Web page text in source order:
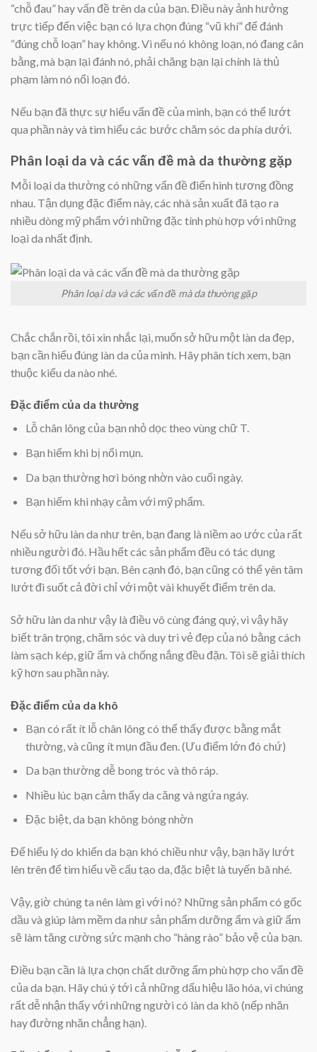
“chỗ đau” hay vấn đề trên da của bạn. Điều này ảnh hưởng
trực tiếp đến việc bạn có lựa chọn đúng “vũ khí” để đánh
“đúng chỗ loạn” hay không. Vì nếu nó không loạn, nó đang cân
bằng, mà bạn lại đánh nó, phải chăng bạn lại chính là thủ
phạm làm nó nổi loạn đó.
Nếu bạn đã thực sự hiểu vấn đề của mình, bạn có thể lướt
qua phần này và tìm hiểu các bước chăm sóc da phía dưới.
Phân loại da và các vấn đề mà da thường gặp
Mỗi loại da thường có những vấn đề điển hình tương đồng
nhau. Tận dụng đặc điểm này, các nhà sản xuất đã tạo ra
nhiều dòng mỹ phẩm với những đặc tính phù hợp với những
loại da nhất định.
Phân loại da và các vấn đề mà da thường gặp
Chắc chắn rồi, tôi xin nhắc lại, muốn sở hữu một làn da đẹp,
bạn cần hiểu đúng làn da của mình. Hãy phân tích xem, bạn
thuộc kiểu da nào nhé.
Đặc điểm của da thường
Lỗ chân lông của bạn nhỏ dọc theo vùng chữ T.
Bạn hiếm khi bị nổi mụn.
Da bạn thường hơi bóng nhờn vào cuối ngày.
Bạn hiếm khi nhạy cảm với mỹ phẩm.
Nếu sở hữu làn da như trên, bạn đang là niềm ao ước của rất
nhiều người đó. Hầu hết các sản phẩm đều có tác dụng
tương đối tốt với bạn. Bên cạnh đó, bạn cũng có thể yên tâm
lướt đi suốt cả đời chỉ với một vài khuyết điểm trên da.
Sở hữu làn da như vậy là điều vô cùng đáng quý, vì vậy hãy
biết trân trọng, chăm sóc và duy trì vẻ đẹp của nó bằng cách
làm sạch kép, giữ ẩm và chống nắng đều đặn. Tôi sẽ giải thích
kỹ hơn sau phần này.
Đặc điểm của da khô
Bạn có rất ít lỗ chân lông có thể thấy được bằng mắt
thường, và cũng ít mụn đầu đen. (Ưu điểm lớn đó chứ)
Da bạn thường dễ bong tróc và thô ráp.
Nhiều lúc bạn cảm thấy da căng và ngứa ngáy.
Đặc biệt, da bạn không bóng nhờn
Để hiểu lý do khiến da bạn khó chiều như vậy, bạn hãy lướt
lên trên để tìm hiểu về cấu tạo da, đặc biệt là tuyến bã nhé.
Vậy, giờ chúng ta nên làm gì với nó? Những sản phẩm có gốc
dầu và giúp làm mềm da như sản phẩm dưỡng ẩm và giữ ẩm
sẽ làm tăng cường sức mạnh cho “hàng rào” bảo vệ của bạn.
Điều bạn cần là lựa chọn chất dưỡng ẩm phù hợp cho vấn đề
của da bạn. Hãy chú ý tới cả những dấu hiệu lão hóa, vì chúng
rất dễ nhận thấy với những người có làn da khô (nếp nhăn
hay đường nhăn chẳng hạn).